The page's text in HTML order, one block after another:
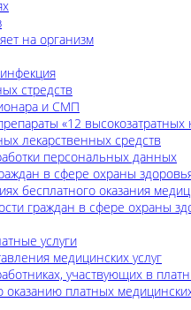
на организм
стредств
и СМП
«12 высокозатратных
лекарственных средств
персональных данных
в сфере охраны
бесплатного оказания
граждан в сфере охраны
услуги
медицинских услуг
участвующих в
оказанию платных